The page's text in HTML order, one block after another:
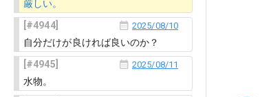
厳しい。
4944
2025/08/10
自分だけが良ければ良いのか？
4945
2025/08/11
水物。